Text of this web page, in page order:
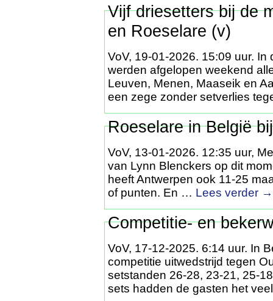
Vijf driesetters bij de
en Roeselare (v)
VoV, 19-01-2026. 15:09 uur.
werden afgelopen weekend
Leuven, Menen, Maaseik en
een zege zonder setverlies
Roeselare in België
VoV, 13-01-2026. 12:35 uur,
van Lynn Blenckers op dit
heeft Antwerpen ook 11-25
of punten. En … Lees verder →
Competitie- en
VoV, 17-12-2025. 6:14 uur. In
competitie uitwedstrijd tegen
setstanden 26-28, 23-21, 25-
sets hadden de gasten het